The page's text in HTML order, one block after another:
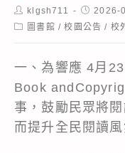
Post
author:
klgsh711
Post2026-
Post圖書館 / 校園公告 / 校
一、為響應 4月
Book
事，鼓勵民眾將
而提升全民閱讀風